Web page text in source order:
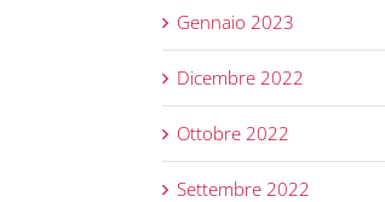
Gennaio 2023
Dicembre 2022
Ottobre 2022
Settembre 2022